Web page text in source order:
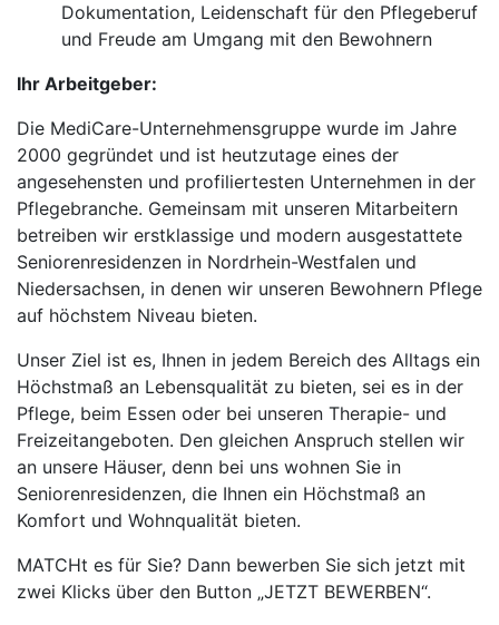
Dokumentation, Leidenschaft für den Pflegeberuf
und Freude am Umgang mit den Bewohnern
Ihr Arbeitgeber:
Die MediCare-Unternehmensgruppe wurde im Jahre
2000 gegründet und ist heutzutage eines der
angesehensten und profiliertesten Unternehmen in der
Pflegebranche. Gemeinsam mit unseren Mitarbeitern
betreiben wir erstklassige und modern ausgestattete
Seniorenresidenzen in Nordrhein-Westfalen und
Niedersachsen, in denen wir unseren Bewohnern Pflege
auf höchstem Niveau bieten.
Unser Ziel ist es, Ihnen in jedem Bereich des Alltags ein
Höchstmaß an Lebensqualität zu bieten, sei es in der
Pflege, beim Essen oder bei unseren Therapie- und
Freizeitangeboten. Den gleichen Anspruch stellen wir
an unsere Häuser, denn bei uns wohnen Sie in
Seniorenresidenzen, die Ihnen ein Höchstmaß an
Komfort und Wohnqualität bieten.
MATCHt es für Sie? Dann bewerben Sie sich jetzt mit
zwei Klicks über den Button „JETZT BEWERBEN“.